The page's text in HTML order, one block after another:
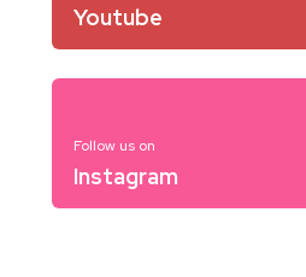
Youtube
Follow us on
Instagram